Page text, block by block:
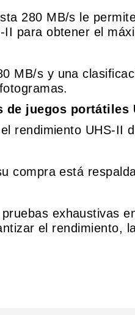
280 MB/s le
para obtener el
MB/s y una
juegos portátiles
rendimiento UHS-II
compra está
exhaustivas
el rendimiento,